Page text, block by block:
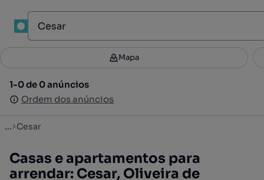
Filtros 2
1-0 de 0 anúncios
Ordem dos anúncios
Mapa
1-0 de 0 anúncios
Ordem dos anúncios
... Cesar
Casas e apartamentos para
arrendar: Cesar, Oliveira de